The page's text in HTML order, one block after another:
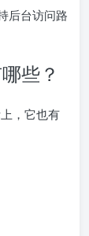
后台访问路
些？
，它也有